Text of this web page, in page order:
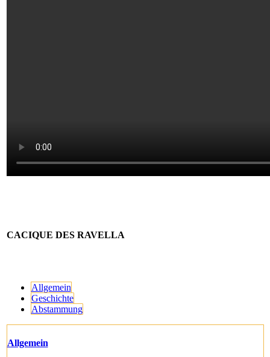
CACIQUE DES RAVELLA
Allgemein
Geschichte
Abstammung
Allgemein